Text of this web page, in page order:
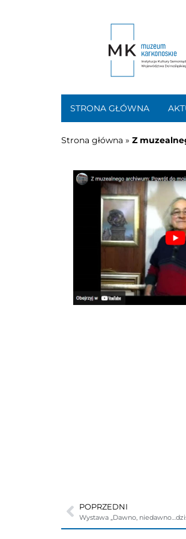
STRONA GŁÓWNA
Strona główna » Z
POPRZEDNI
Wystawa „Dawno,